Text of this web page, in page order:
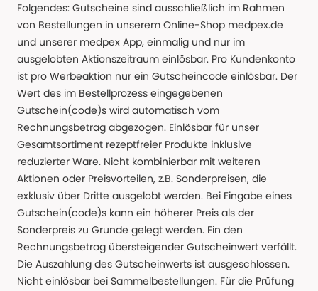
Folgendes: Gutscheine sind ausschließlich im Rahmen
von Bestellungen in unserem Online-Shop medpex.de
und unserer medpex App, einmalig und nur im
ausgelobten Aktionszeitraum einlösbar. Pro Kundenkonto
ist pro Werbeaktion nur ein Gutscheincode einlösbar. Der
Wert des im Bestellprozess eingegebenen
Gutschein(code)s wird automatisch vom
Rechnungsbetrag abgezogen. Einlösbar für unser
Gesamtsortiment rezeptfreier Produkte inklusive
reduzierter Ware. Nicht kombinierbar mit weiteren
Aktionen oder Preisvorteilen, z.B. Sonderpreisen, die
exklusiv über Dritte ausgelobt werden. Bei Eingabe eines
Gutschein(code)s kann ein höherer Preis als der
Sonderpreis zu Grunde gelegt werden. Ein den
Rechnungsbetrag übersteigender Gutscheinwert verfällt.
Die Auszahlung des Gutscheinwerts ist ausgeschlossen.
Nicht einlösbar bei Sammelbestellungen. Für die Prüfung